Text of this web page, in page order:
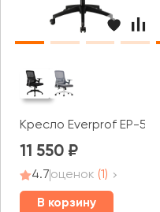
Кресло Everprof EP-520
11 550
4.7оценок (1)
В корзину